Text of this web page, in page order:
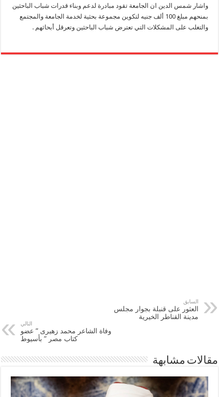
واشار شمس الدين ان الجامعة تقود مبادرة لدعم وبناء قدرات شباب الباحثين
بمنحهم مبلغ 100 ألف جنيه لتكوين مجموعة بحثية لخدمة الجامعة والمجتمع
والتغلب على المشكلات التي تعترض شباب الباحثين وتعرقل أبحاثهم .
السابق
العثور على قنبلة بجوار مجلس
مدينة القناطر الخيرية
التالي
وفاة الشاعر محمد زهيرى ” عضو
كتاب مصر ” بأسيوط
مقالات مشابهة